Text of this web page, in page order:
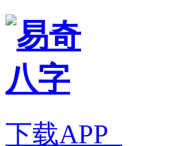
下载APP